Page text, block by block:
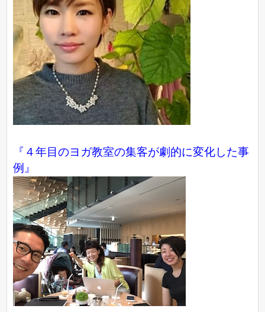
『４年目のヨガ教室の集客が劇的に変化した事
例』